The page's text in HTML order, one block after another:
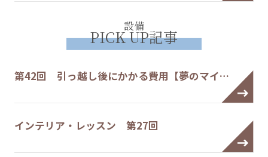
設備
PICK UP記事
第42回 引っ越し後にかかる費用【夢のマイ…
インテリア・レッスン 第27回